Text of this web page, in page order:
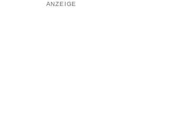
ANZEIGE